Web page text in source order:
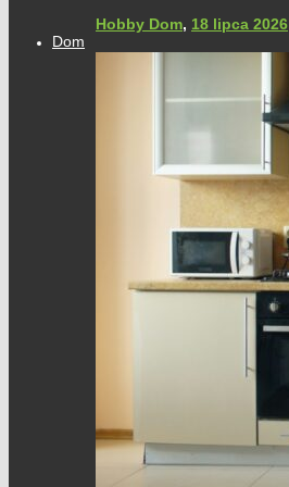
Hobby Dom, 18 lipca 2026
Dom